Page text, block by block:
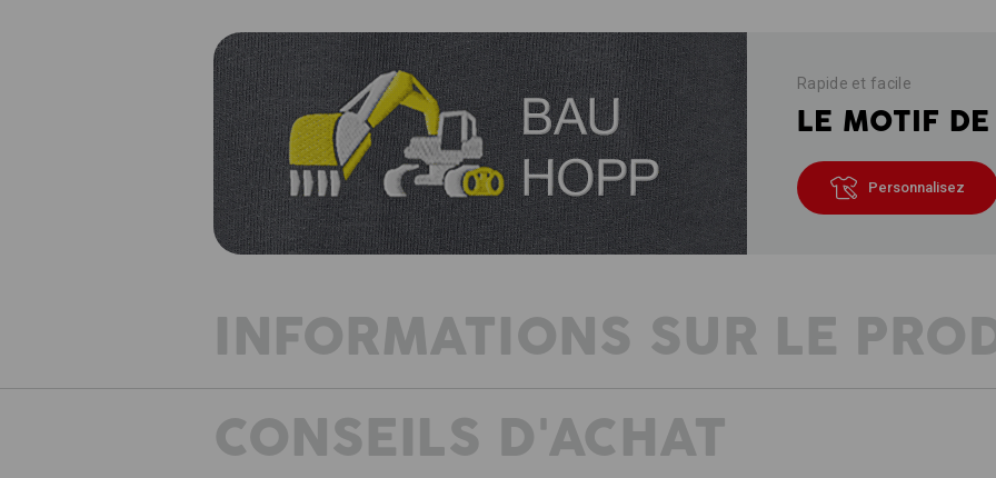
Rapide et facile
LE MOTIF
Personnalisez
INFORMATIONS SUR LE
tenue. Des couleurs marquantes et
élastique, qui résiste à toutes les
CONSEILS D'ACHAT